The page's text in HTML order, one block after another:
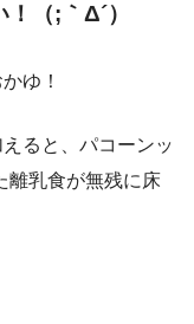
（;｀Δ´）
ゆ！
ると、パコーンッ
離乳食が無残に床